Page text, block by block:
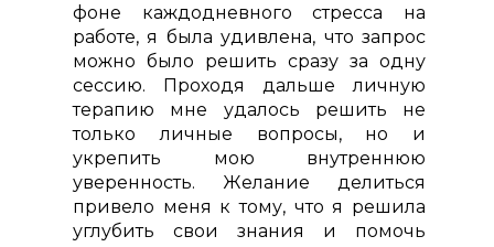
фоне каждодневного стресса на
работе, я была удивлена, что запрос
можно было решить сразу за одну
сессию. Проходя дальше личную
терапию мне удалось решить не
только личные вопросы, но и
укрепить мою внутреннюю
уверенность. Желание делиться
привело меня к тому, что я решила
углубить свои знания и помочь